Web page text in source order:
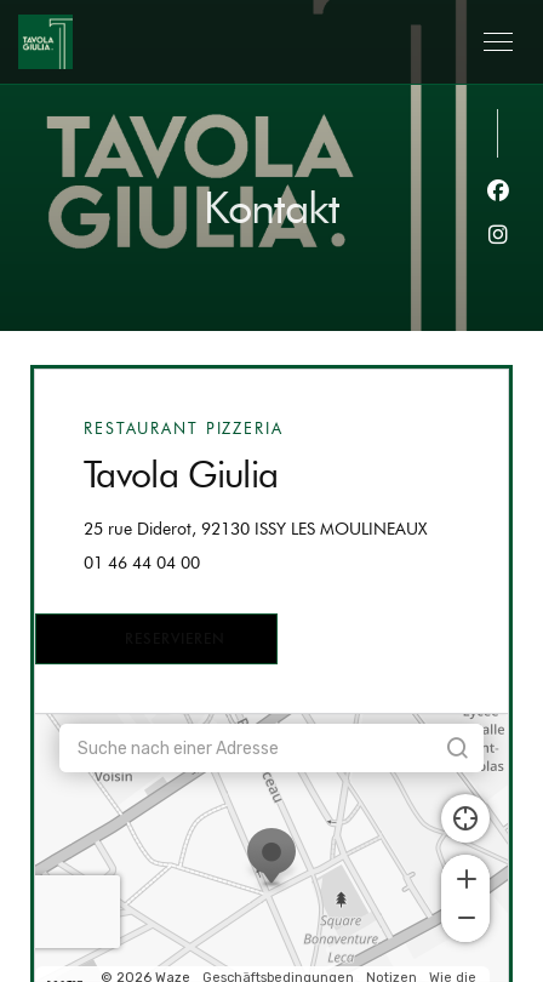
Kontakt
RESTAURANT PIZZERIA
Tavola Giulia
25 rue Diderot, 92130 ISSY LES MOULINEAUX((öffnet ein
01 46 44 04 00